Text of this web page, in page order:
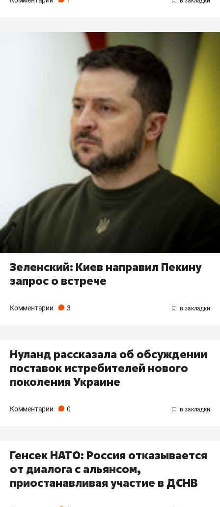
Зеленский: Киев направил Пекину
запрос о встрече
Комментарии 3
Нуланд рассказала об обсуждении
поставок истребителей нового
поколения Украине
Комментарии 0
Генсек НАТО: Россия отказывается
от диалога с альянсом,
приостанавливая участие в ДСНВ